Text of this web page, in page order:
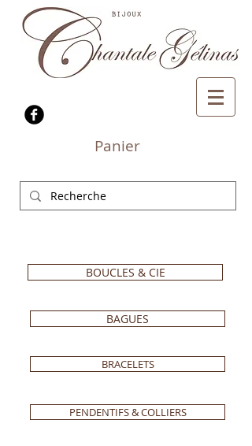
Panier
BOUCLES & CIE
BAGUES
PENDENTIFS & COLLIERS
BRACELETS